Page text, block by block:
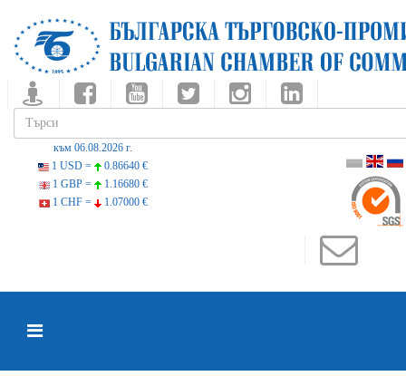
към 06.08.2026 г.
1 USD =
0.86640 €
1 GBP =
1.16680 €
1 CHF =
1.07000 €